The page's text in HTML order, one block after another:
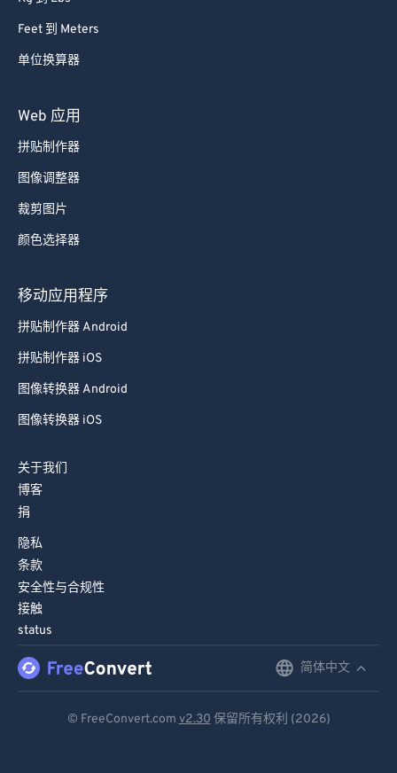
Feet 到 Meters
单位换算器
Web 应用
拼贴制作器
图像调整器
裁剪图片
颜色选择器
移动应用程序
拼贴制作器 Android
拼贴制作器 iOS
图像转换器 Android
图像转换器 iOS
关于我们
博客
捐
隐私
条款
安全性与合规性
接触
status
简体中文
© FreeConvert.com v2.30 保留所有权利 (2026)